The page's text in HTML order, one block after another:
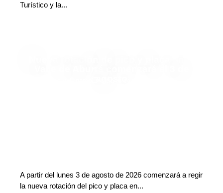
Turístico y la...
A partir del lunes 3 de agosto de 2026 comenzará a regir
la nueva rotación del pico y placa en...